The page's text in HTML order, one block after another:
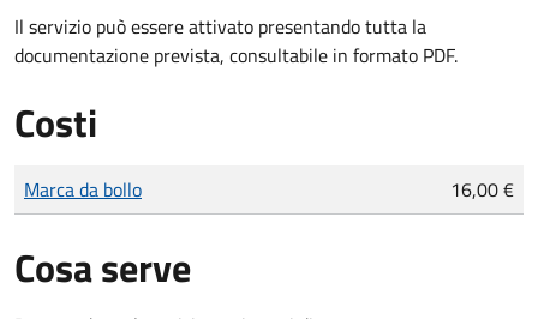
Il servizio può essere attivato presentando tutta la
documentazione prevista, consultabile in formato PDF.
Costi
Tipo di pagamento
Importo
Marca da bollo 16,00 €
Cosa serve